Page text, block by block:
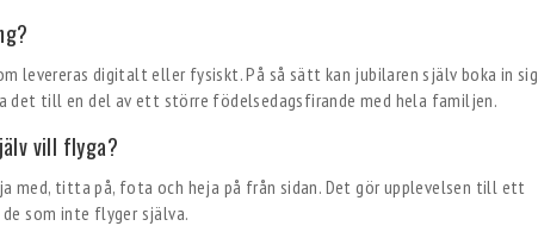
levereras digitalt eller fysiskt. På så sätt kan jubilaren själv boka in sig
till en del av ett större födelsedagsfirande med hela familjen.
vill flyga?
med, titta på, fota och heja på från sidan. Det gör upplevelsen till ett
som inte flyger själva.